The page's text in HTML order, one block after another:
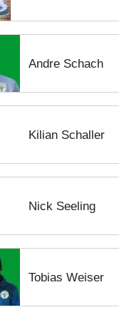
Andre Schach
Kilian Schaller
Nick Seeling
Tobias Weiser